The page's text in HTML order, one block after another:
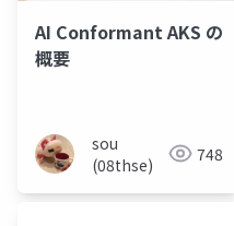
AI Conformant AKS の
概要
sou
(08thse)
748